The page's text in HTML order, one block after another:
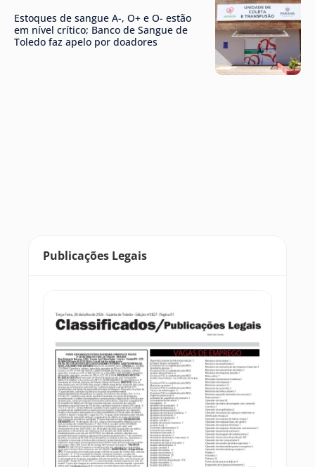
Estoques de sangue A-, O+ e O- estão
em nível crítico; Banco de Sangue de
Toledo faz apelo por doadores
Publicações Legais